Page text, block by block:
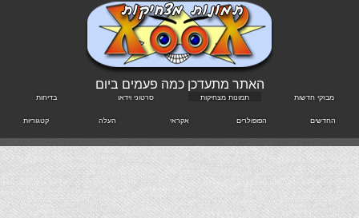
האתר מתעדכן כמה פעמים ביום
מבזקי חדשות תמונות מצחיקות סרטוני וידאו בדיחות
החדשים הפופולרים אקראי העלה קטגוריות